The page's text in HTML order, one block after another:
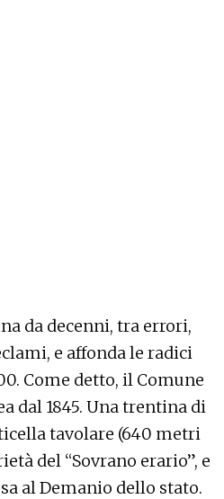
da decenni, tra errori,
e affonda le radici
Come detto, il Comune
dal 1845. Una trentina di
tavolare (640 metri
del “Sovrano erario”, e
al Demanio dello stato.